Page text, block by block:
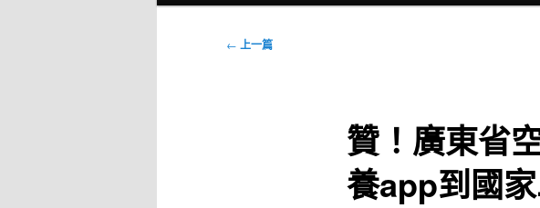
文
← 上一篇
贊！廣東省
養app到國